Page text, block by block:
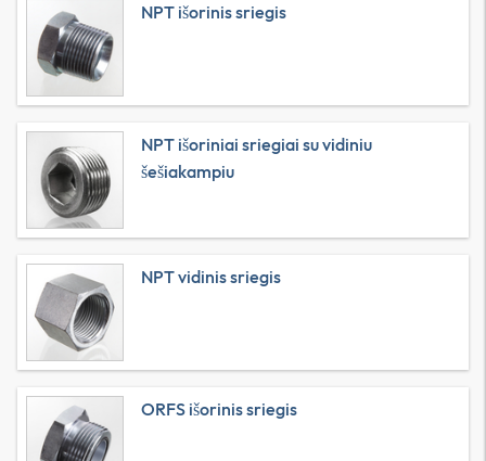
NPT išorinis sriegis
NPT išoriniai sriegiai su vidiniu
šešiakampiu
NPT vidinis sriegis
ORFS išorinis sriegis